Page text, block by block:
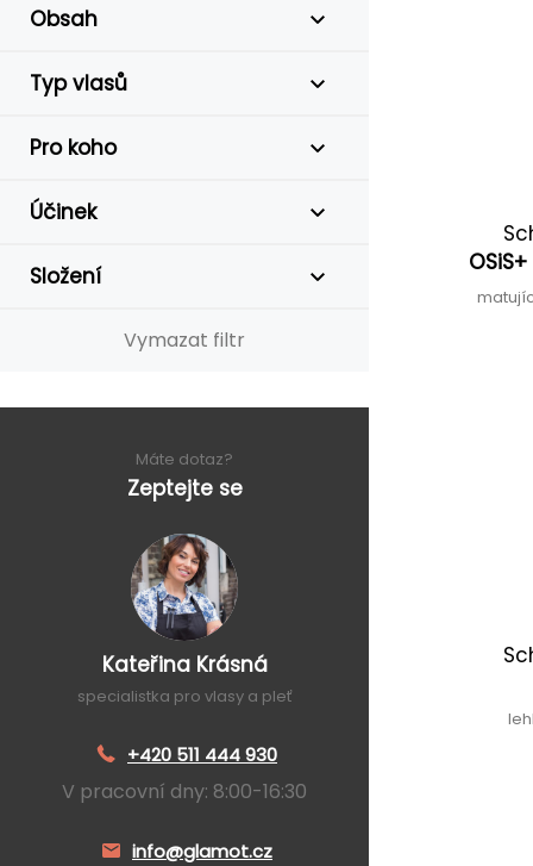
Obsah
Typ vlasů
Pro koho
Účinek
Složení
Vymazat filtr
Máte dotaz?
Zeptejte se
Kateřina Krásná
specialistka pro vlasy a pleť
+420 511 444 930
V pracovní dny: 8:00-16:30
info@glamot.cz